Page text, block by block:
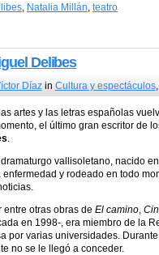
Natalia Millán teatro
Delibes
Díazin Cultura y espectáculos,
artes y las letras españolas
el último gran escritor de
vallisoletano, nacido
enfermedad y rodeado en todo
entre otras obras de El camino
en 1998-, era miembro de la
por varias universidades.
no se le llegó a conceder.